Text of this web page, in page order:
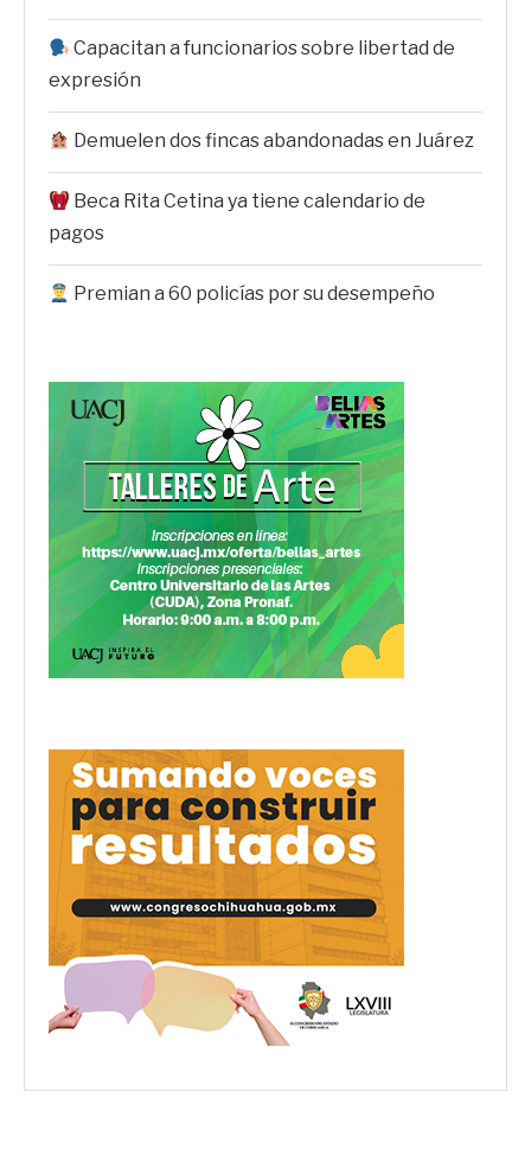
Capacitan a funcionarios sobre libertad de
expresión
Demuelen dos fincas abandonadas en Juárez
Beca Rita Cetina ya tiene calendario de
pagos
Premian a 60 policías por su desempeño